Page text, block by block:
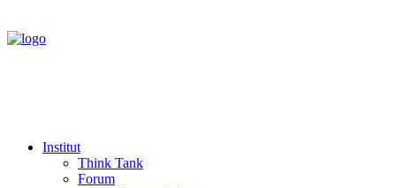
Institut
Think Tank
Forum